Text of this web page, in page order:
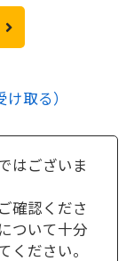
取る）
はございま
確認くださ
ついて十分
ください。